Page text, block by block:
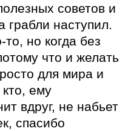
советов и
грабли наступил.
но когда без
что и желать
для мира и
ему
вдруг, не набьет
спасибо